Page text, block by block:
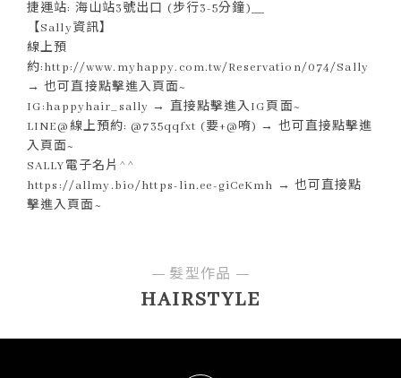
捷運站: 海山站3號出口 (步行3-5分鐘)＿
【Sally資訊】
線上預
約:http://www.myhappy.com.tw/Reservation/074/Sally
→ 也可直接點擊進入頁面~
IG:happyhair_sally → 直接點擊進入IG頁面~
LINE@線上預約: @735qqfxt (要+@唷) → 也可直接點擊進
入頁面~
SALLY電子名片^^
https://allmy.bio/https-lin.ee-giCeKmh → 也可直接點
擊進入頁面~
HAIRSTYLE
髮型作品